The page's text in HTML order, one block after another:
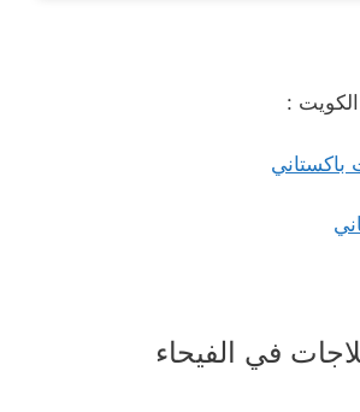
:
باكستاني
في الفيحاء